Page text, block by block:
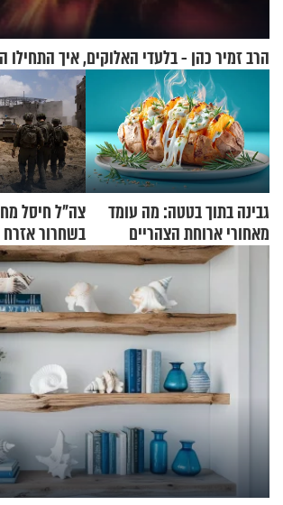
הרב זמיר כהן - בלעדי האלוקים, איך התחילו
גבינה בתוך בטטה: מה עומד
מאחורי ארוחת הצהריים
שכבשה את הרשת?
צה"ל חיסל
בשחרור